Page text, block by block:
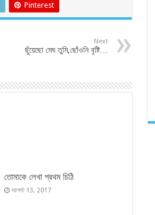
Pinterest
Next
ছুঁয়েছো মেঘ তুমি,ছোঁওনি বৃষ্টি…
তোমাকে লেখা প্রথম চিঠি
আগস্ট 13, 2017